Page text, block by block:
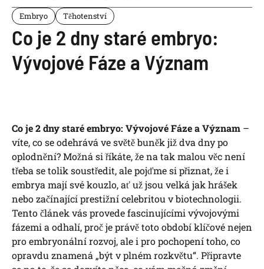
Embryo Těhotenství
Co je 2 dny staré embryo:
Vývojové Fáze a Význam
Co je 2 dny staré embryo: Vývojové Fáze a Význam –
víte, co se odehrává ve světě buněk již dva dny po
oplodnění? Možná si říkáte, že na tak malou věc není
třeba se tolik soustředit, ale pojďme si přiznat, že i
embrya mají své kouzlo, ať už jsou velká jak hrášek
nebo začínající prestižní celebritou v biotechnologii.
Tento článek vás provede fascinujícími vývojovými
fázemi a odhalí, proč je právě toto období klíčové nejen
pro embryonální rozvoj, ale i pro pochopení toho, co
opravdu znamená „být v plném rozkvětu“. Připravte